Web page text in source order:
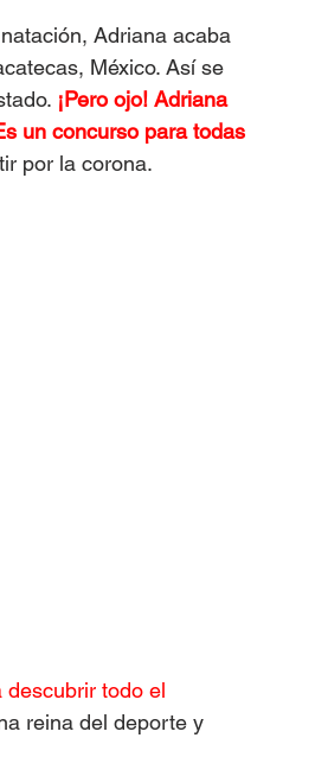
Adriana acaba
México. Así se
¡Pero ojo! Adriana
un concurso para todas
por la corona.
todo el
reina del deporte y